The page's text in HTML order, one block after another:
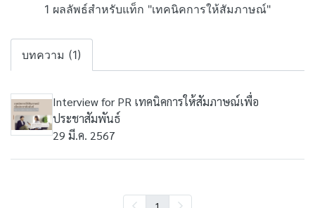
1 ผลลัพธ์สำหรับแท็ก "เทคนิคการให้สัมภาษณ์"
บทความ (1)
Interview for PR เทคนิคการให้สัมภาษณ์เพื่อ
ประชาสัมพันธ์
29 มี.ค. 2567